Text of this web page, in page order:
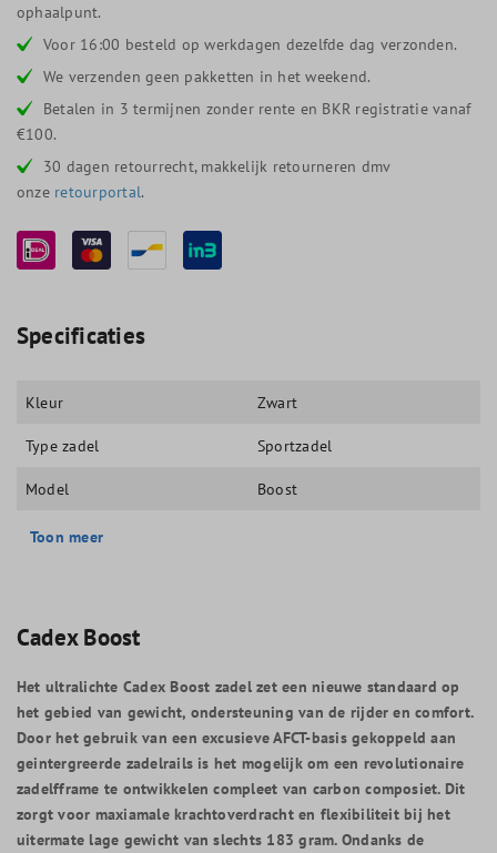
ophaalpunt.
Voor 16:00 besteld op werkdagen dezelfde dag verzonden.
We verzenden geen pakketten in het weekend.
Betalen in 3 termijnen zonder rente en BKR registratie vanaf
€100.
30 dagen retourrecht, makkelijk retourneren dmv
onze retourportal.
Specificaties
Kleur Zwart
Type zadel Sportzadel
Model Boost
Toon meer
Cadex Boost
Het ultralichte Cadex Boost zadel zet een nieuwe standaard op
het gebied van gewicht, ondersteuning van de rijder en comfort.
Door het gebruik van een excusieve AFCT-basis gekoppeld aan
geintergreerde zadelrails is het mogelijk om een revolutionaire
zadelfframe te ontwikkelen compleet van carbon composiet. Dit
zorgt voor maxiamale krachtoverdracht en flexibiliteit bij het
uitermate lage gewicht van slechts 183 gram. Ondanks de